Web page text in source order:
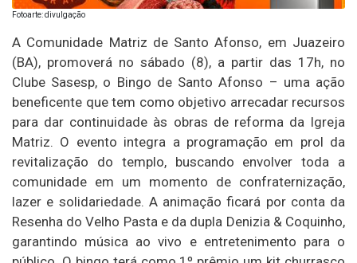
Fotoarte: divulgação
A Comunidade Matriz de Santo Afonso, em Juazeiro
(BA), promoverá no sábado (8), a partir das 17h, no
Clube Sasesp, o Bingo de Santo Afonso – uma ação
beneficente que tem como objetivo arrecadar recursos
para dar continuidade às obras de reforma da Igreja
Matriz. O evento integra a programação em prol da
revitalização do templo, buscando envolver toda a
comunidade em um momento de confraternização,
lazer e solidariedade. A animação ficará por conta da
Resenha do Velho Pasta e da dupla Denizia & Coquinho,
garantindo música ao vivo e entretenimento para o